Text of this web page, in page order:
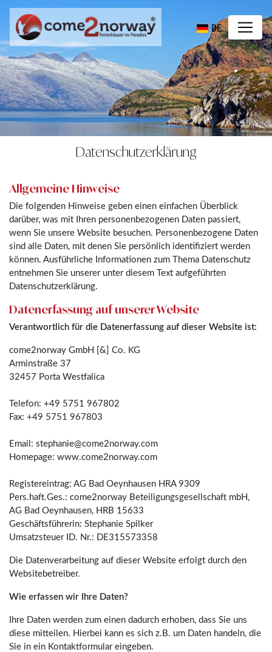
DE
Datenschutzerklärung
Allgemeine Hinweise
Die folgenden Hinweise geben einen einfachen Überblick
darüber, was mit Ihren personenbezogenen Daten passiert,
wenn Sie unsere Website besuchen. Personenbezogene Daten
sind alle Daten, mit denen Sie persönlich identifiziert werden
können. Ausführliche Informationen zum Thema Datenschutz
entnehmen Sie unserer unter diesem Text aufgeführten
Datenschutzerklärung.
Datenerfassung auf unserer Website
Verantwortlich für die Datenerfassung auf dieser Website ist:
come2norway GmbH [&] Co. KG
Arminstraße 37
32457 Porta Westfalica
Telefon: +49 5751 967802
Fax: +49 5751 967803
Email: stephanie@come2norway.com
Homepage: www.come2norway.com
Registereintrag: AG Bad Oeynhausen HRA 9309
Pers.haft.Ges.: come2norway Beteiligungsgesellschaft mbH,
AG Bad Oeynhausen, HRB 15633
Geschäftsführerin: Stephanie Spilker
Umsatzsteuer ID. Nr.: DE315573358
Die Datenverarbeitung auf dieser Website erfolgt durch den
Websitebetreiber.
Wie erfassen wir Ihre Daten?
Ihre Daten werden zum einen dadurch erhoben, dass Sie uns
diese mitteilen. Hierbei kann es sich z.B. um Daten handeln, die
Sie in ein Kontaktformular eingeben.